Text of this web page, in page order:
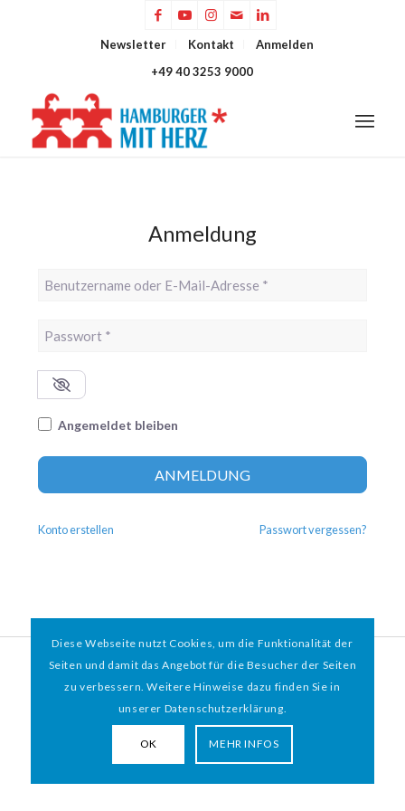
Newsletter Kontakt
Anmelden
+49 40 3253 9000
Anmeldung
Benutzername oder E-Mail-Adresse
Passwort *
Angemeldet bleiben
ANMELDUNG
Konto erstellen Passwort vergessen?
© 2026 HAMBURGER*MIT HERZ e.V. | WEBDESIGN BY WEBIGAMI
Diese Webseite nutzt Cookies, um die Funktionalität der
Seiten und damit das Angebot für die Besucher der Seiten
zu verbessern. Weitere Hinweise dazu finden Sie in
unserer Datenschutzerklärung.
OK MEHR INFOS